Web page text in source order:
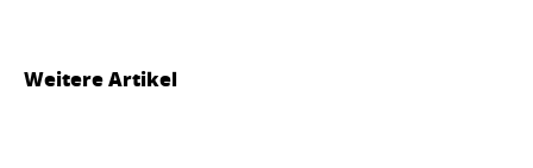
Weitere Artikel